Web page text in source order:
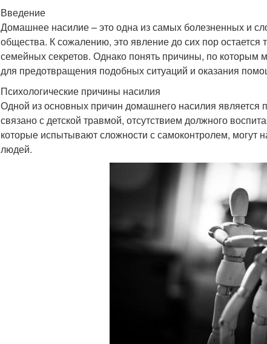
Введение
Домашнее насилие – это одна из самых болезненных и
общества. К сожалению, это явление до сих пор
семейных секретов. Однако понять причины, по
для предотвращения подобных ситуаций и оказания
Психологические причины насилия
Одной из основных причин домашнего насилия является
связано с детской травмой, отсутствием должного
которые испытывают сложности с самоконтролем, могут
людей.